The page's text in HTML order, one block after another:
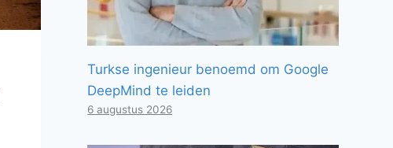
Turkse ingenieur benoemd om Google
DeepMind te leiden
6 augustus 2026